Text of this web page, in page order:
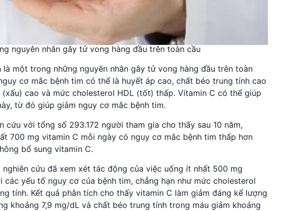
nguyên nhân gây tử vong hàng đầu trên toàn cầu
là một trong những nguyên nhân gây tử vong hàng đầu trên toàn
cơ mắc bệnh tim có thể là huyết áp cao, chất béo trung tính cao
cao và mức cholesterol HDL (tốt) thấp. Vitamin C có thể giúp
từ đó giúp giảm nguy cơ mắc bệnh tim.
cứu với tổng số 293.172 người tham gia cho thấy sau 10 năm,
700 mg vitamin C mỗi ngày có nguy cơ mắc bệnh tim thấp hơn
bổ sung vitamin C.
nghiên cứu đã xem xét tác động của việc uống ít nhất 500 mg
yếu tố nguy cơ của bệnh tim, chẳng hạn như mức cholesterol
tính. Kết quả phân tích cho thấy vitamin C làm giảm đáng kể lượng
khoảng 7,9 mg/dL và chất béo trung tính trong máu giảm khoảng